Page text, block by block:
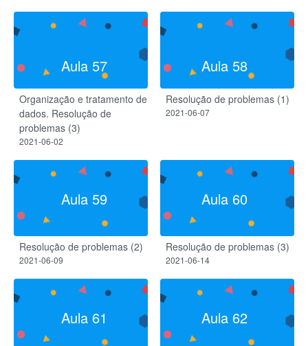
Aula 57
Organização e tratamento de
dados. Resolução de
problemas (3)
2021-06-02
Aula 58
Resolução de problemas (1)
2021-06-07
Aula 59
Resolução de problemas (2)
2021-06-09
Aula 60
Resolução de problemas (3)
2021-06-14
Aula 61 Aula 62